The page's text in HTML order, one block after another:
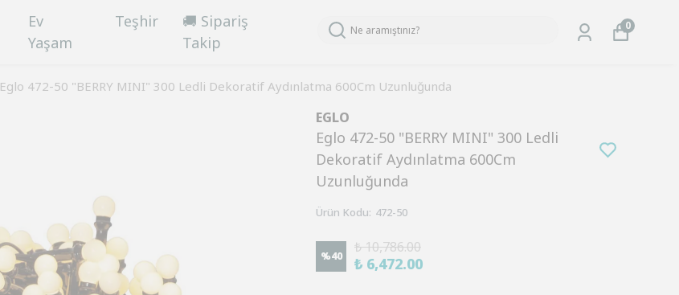
Ev
Yaşam
Teşhir
🚚 Sipariş
Takip
0
Eglo 472-50 "BERRY MINI" 300 Ledli Dekoratif Aydınlatma 600Cm Uzunluğunda
EGLO
Eglo 472-50 "BERRY MINI" 300 Ledli
Dekoratif Aydınlatma 600Cm
Uzunluğunda
Ürün Kodu: 472-50
%40
₺ 10,786.00
₺ 6,472.00